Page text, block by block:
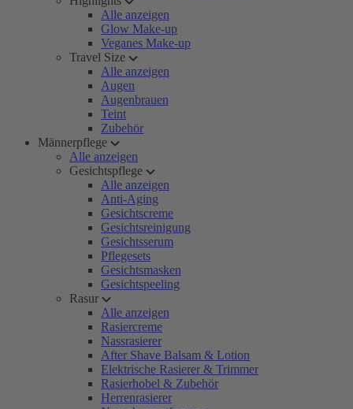
Alle anzeigen
Glow Make-up
Veganes Make-up
Travel Size
Alle anzeigen
Augen
Augenbrauen
Teint
Zubehör
Männerpflege
Alle anzeigen
Gesichtspflege
Alle anzeigen
Anti-Aging
Gesichtscreme
Gesichtsreinigung
Gesichtsserum
Pflegesets
Gesichtsmasken
Gesichtspeeling
Rasur
Alle anzeigen
Rasiercreme
Nassrasierer
After Shave Balsam & Lotion
Elektrische Rasierer & Trimmer
Rasierhobel & Zubehör
Herrenrasierer